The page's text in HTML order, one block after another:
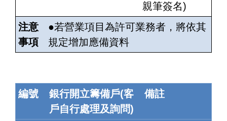
親筆簽名)
注意
事項
●若營業項目為許可業務者，將依其
規定增加應備資料
編號
銀行開立籌備戶(客
戶自行處理及詢問)
備註